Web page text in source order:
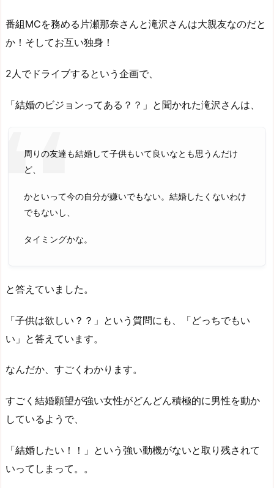
番組MCを務める片瀬那奈さんと滝沢さんは大親友なのだと
か！そしてお互い独身！
2人でドライブするという企画で、
「結婚のビジョンってある？？」と聞かれた滝沢さんは、
周りの友達も結婚して子供もいて良いなとも思うんだけ
ど、
かといって今の自分が嫌いでもない。結婚したくないわけ
でもないし、
タイミングかな。
と答えていました。
「子供は欲しい？？」という質問にも、「どっちでもい
い」と答えています。
なんだか、すごくわかります。
すごく結婚願望が強い女性がどんどん積極的に男性を動か
しているようで、
「結婚したい！！」という強い動機がないと取り残されて
いってしまって。。